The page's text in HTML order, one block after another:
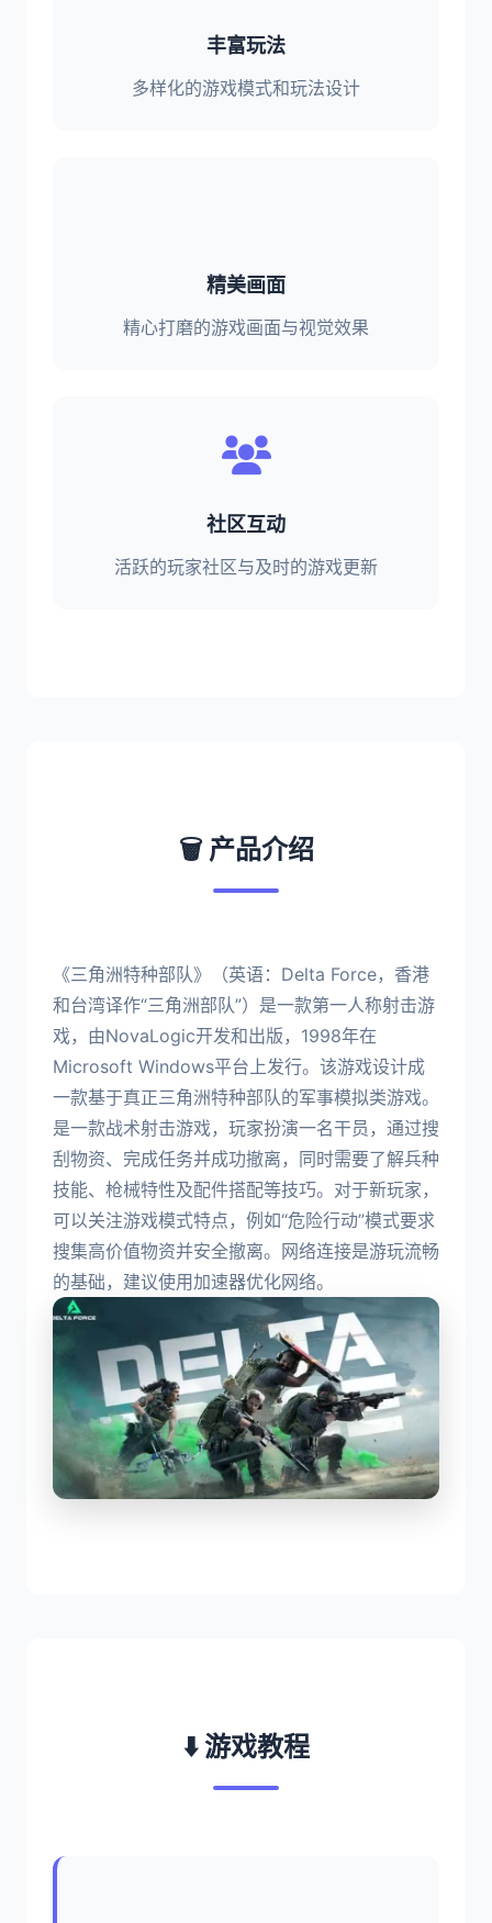
丰富玩法
多样化的游戏模式和玩法设计
精美画面
精心打磨的游戏画面与视觉效果
社区互动
活跃的玩家社区与及时的游戏更新
🗑️ 产品介绍
《三角洲特种部队》（英语：Delta Force，香港
和台湾译作“三角洲部队”）是一款第一人称射击游
戏，由NovaLogic开发和出版，1998年在
Microsoft Windows平台上发行。该游戏设计成
一款基于真正三角洲特种部队的军事模拟类游戏。
是一款战术射击游戏，玩家扮演一名干员，通过搜
刮物资、完成任务并成功撤离，同时需要了解兵种
技能、枪械特性及配件搭配等技巧。对于新玩家，
可以关注游戏模式特点，例如“危险行动”模式要求
搜集高价值物资并安全撤离。网络连接是游玩流畅
的基础，建议使用加速器优化网络。
⬇️ 游戏教程